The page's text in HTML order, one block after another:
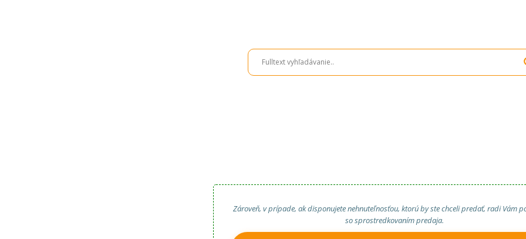
Zároveň, v prípade, ak disponujete nehnuteľnosťou, ktorú by ste chceli predať, radi Vám
so sprostredkovaním predaja.